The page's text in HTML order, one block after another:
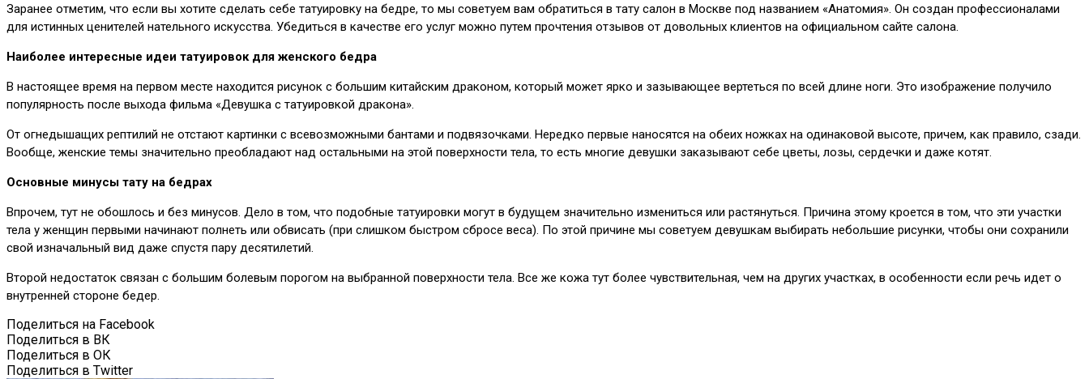
Заранее отметим, что если вы хотите сделать себе татуировку на бедре, то мы советуем вам обратиться в тату салон в Москве под названием «Анатомия». Он создан профессионалами
для истинных ценителей нательного искусства. Убедиться в качестве его услуг можно путем прочтения отзывов от довольных клиентов на официальном сайте салона.
Наиболее интересные идеи татуировок для женского бедра
В настоящее время на первом месте находится рисунок с большим китайским драконом, который может ярко и зазывающее вертеться по всей длине ноги. Это изображение получило
популярность после выхода фильма «Девушка с татуировкой дракона».
От огнедышащих рептилий не отстают картинки с всевозможными бантами и подвязочками. Нередко первые наносятся на обеих ножках на одинаковой высоте, причем, как правило, сзади.
Вообще, женские темы значительно преобладают над остальными на этой поверхности тела, то есть многие девушки заказывают себе цветы, лозы, сердечки и даже котят.
Основные минусы тату на бедрах
Впрочем, тут не обошлось и без минусов. Дело в том, что подобные татуировки могут в будущем значительно измениться или растянуться. Причина этому кроется в том, что эти участки
тела у женщин первыми начинают полнеть или обвисать (при слишком быстром сбросе веса). По этой причине мы советуем девушкам выбирать небольшие рисунки, чтобы они сохранили
свой изначальный вид даже спустя пару десятилетий.
Второй недостаток связан с большим болевым порогом на выбранной поверхности тела. Все же кожа тут более чувствительная, чем на других участках, в особенности если речь идет о
внутренней стороне бедер.
Поделиться на Facebook
Поделиться в ВК
Поделиться в ОК
Поделиться в Twitter